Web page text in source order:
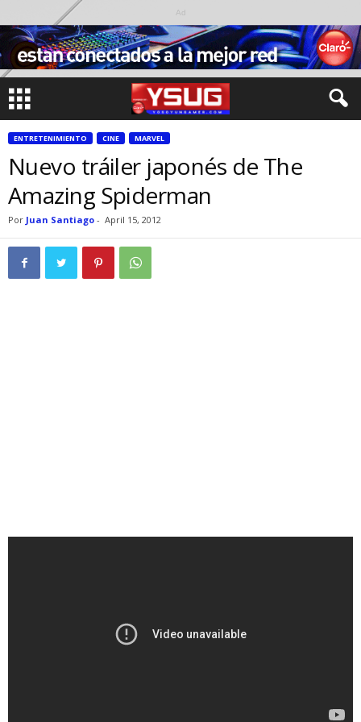
Ad
ENTRETENIMIENTO CINE MARVEL
Nuevo tráiler japonés de The
Amazing Spiderman
Por Juan Santiago - April 15, 2012